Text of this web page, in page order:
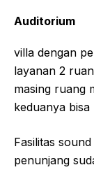
Auditorium
villa dengan
layanan 2
masing ruang
keduanya
Fasilitas
penunjang